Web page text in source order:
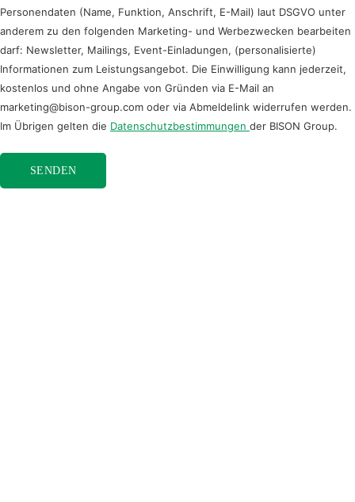
Personendaten (Name, Funktion, Anschrift, E-Mail) laut DSGVO unter
anderem zu den folgenden Marketing- und Werbezwecken bearbeiten
darf: Newsletter, Mailings, Event-Einladungen, (personalisierte)
Informationen zum Leistungsangebot. Die Einwilligung kann jederzeit,
kostenlos und ohne Angabe von Gründen via E-Mail an
marketing@bison-group.com oder via Abmeldelink widerrufen werden.
Im Übrigen gelten die Datenschutzbestimmungen der BISON Group.
SENDEN